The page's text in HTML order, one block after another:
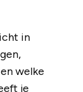
in
welke
je